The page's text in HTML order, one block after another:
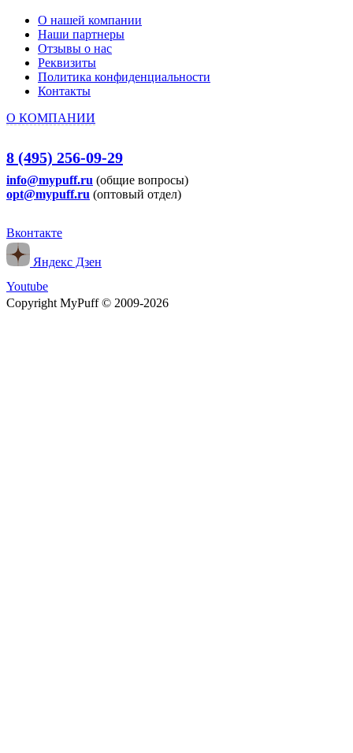
О нашей компании
Наши партнеры
Отзывы о нас
Реквизиты
Политика конфиденциальности
Контакты
О КОМПАНИИ
8 (495) 256-09-29
info@mypuff.ru (общие вопросы)
opt@mypuff.ru (оптовый отдел)
Вконтакте
Яндекс Дзен
Youtube
Copyright MyPuff © 2009-2026